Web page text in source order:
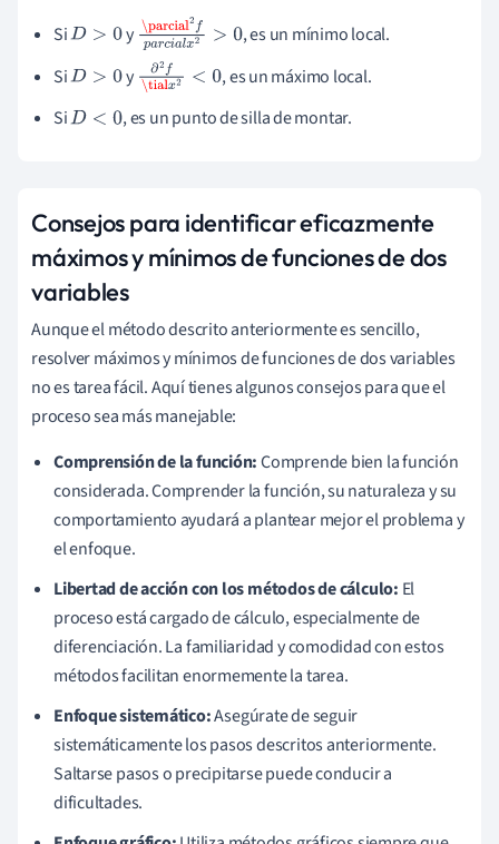
SiD> 0 y \parcial2f par c
lx2>
, es un mínimo local.
SiD> 0 y ∂2f\tial x2 <
0
, es un máximo local.
SiD< 0 , es un punto de silla de montar.
Consejos para identificar eficazmente
máximos y mínimos de funciones de dos
variables
Aunque el método descrito anteriormente es sencillo,
resolver máximos y mínimos de funciones de dos variables
no es tarea fácil. Aquí tienes algunos consejos para que el
proceso sea más manejable:
Comprensión de la función:Comprende bien la función
considerada. Comprender la función, su naturaleza y su
comportamiento ayudará a plantear mejor el problema y
el enfoque.
Libertad de acción con los métodos de cálculo: El
proceso está cargado de cálculo, especialmente de
diferenciación. La familiaridad y comodidad con estos
métodos facilitan enormemente la tarea.
Enfoque sistemático:Asegúrate de seguir
sistemáticamente los pasos descritos anteriormente.
Saltarse pasos o precipitarse puede conducir a
dificultades.